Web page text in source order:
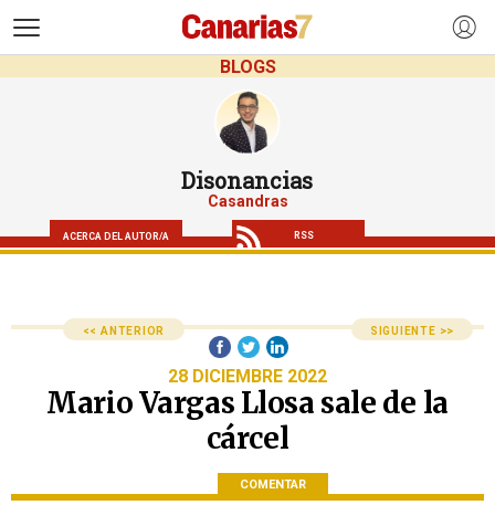
BLOGS
Disonancias
Casandras
ACERCA DEL AUTOR/A RSS
<< ANTERIOR SIGUIENTE >>
28 DICIEMBRE 2022
Mario Vargas Llosa sale de la
cárcel
COMENTAR